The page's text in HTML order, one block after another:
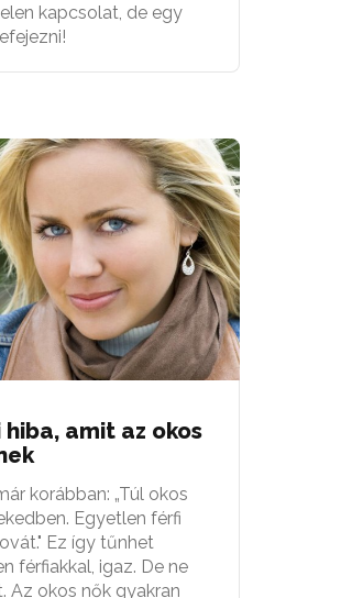
kapcsolat, de egy
amit az okos
korábban: „Túl okos
Egyetlen férfi
Ez így tűnhet
férfiakkal, igaz. De ne
Az okos nők gyakran